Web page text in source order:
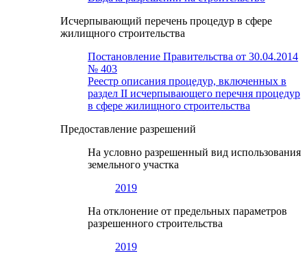
Исчерпывающий перечень процедур в сфере
жилищного строительства
Постановление Правительства от 30.04.2014
№ 403
Реестр описания процедур, включенных в
раздел II исчерпывающего перечня процедур
в сфере жилищного строительства
Предоставление разрешений
На условно разрешенный вид использования
земельного участка
2019
На отклонение от предельных параметров
разрешенного строительства
2019